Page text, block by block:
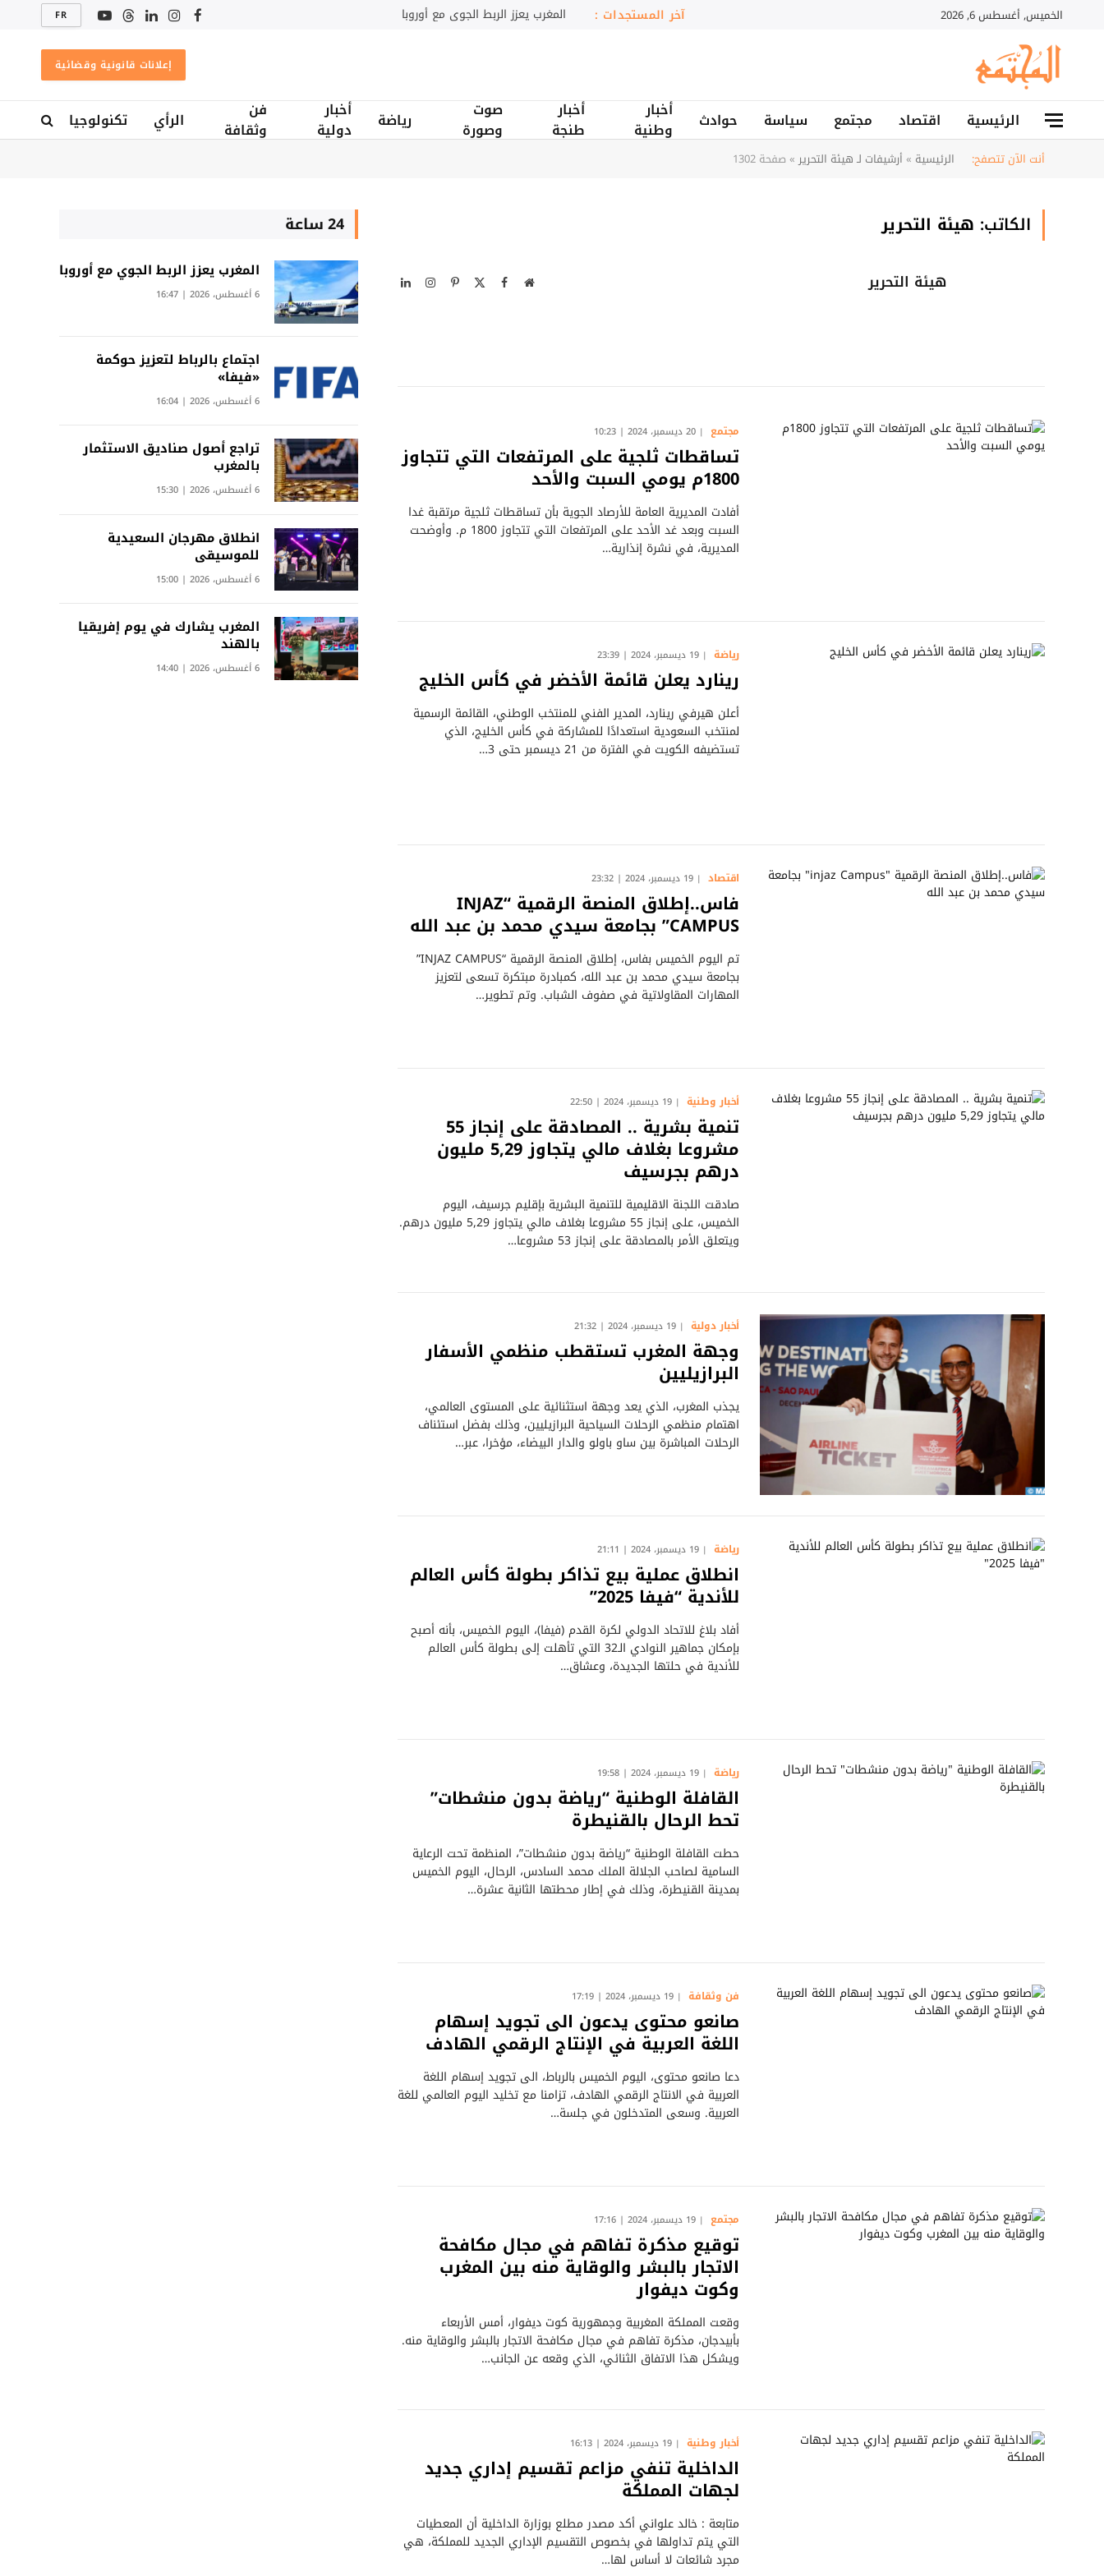
الخميس, أغسطس 6, 2026 آخر المستجدات : اجتماع بالرباط لتعزيز حوكمة «فيفا» فيسبوكالانستغرام
لينكدإنThreadsيوتيوب FR
إعلانات قانونية وقضائية
الرئيسية اقتصاد مجتمع سياسة حوادث
أخبار
وطنية
أخبار
طنجة
صوت
وصورة
رياضة
أخبار
دولية
فن
وثقافة
الرأي تكنولوجيا
أنت الآن تتصفح: الرئيسية » أرشيفات لـ هيئة التحرير» صفحة 1302
الكاتب: هيئة التحرير
هيئة التحرير
موقعفيسبوك بينتيريستالانستغرام
لينكدإن
مجتمع 20 ديسمبر، 2024 | 10:23
تساقطات ثلجية على المرتفعات التي تتجاوز
1800م يومي السبت والأحد
أفادت المديرية العامة للأرصاد الجوية بأن تساقطات ثلجية مرتقبة غدا
السبت وبعد غد الأحد على المرتفعات التي تتجاوز 1800 م. وأوضحت
المديرية، في نشرة إنذارية…
رياضة 19 ديسمبر، 2024 | 23:39
رينارد يعلن قائمة الأخضر في كأس الخليج
أعلن هيرفي رينارد، المدير الفني للمنتخب الوطني، القائمة الرسمية
لمنتخب السعودية استعدادًا للمشاركة في كأس الخليج، الذي
تستضيفه الكويت في الفترة من 21 ديسمبر حتى 3…
اقتصاد 19 ديسمبر، 2024 | 23:32
فاس..إطلاق المنصة الرقمية “INJAZ
CAMPUS” بجامعة سيدي محمد بن عبد الله
تم اليوم الخميس بفاس، إطلاق المنصة الرقمية “INJAZ CAMPUS”
بجامعة سيدي محمد بن عبد الله، كمبادرة مبتكرة تسعى لتعزيز
المهارات المقاولاتية في صفوف الشباب. وتم تطوير…
أخبار وطنية 19 ديسمبر، 2024 | 22:50
تنمية بشرية .. المصادقة على إنجاز 55
مشروعا بغلاف مالي يتجاوز 5,29 مليون
درهم بجرسيف
صادقت اللجنة الاقليمية للتنمية البشرية بإقليم جرسيف، اليوم
الخميس، على إنجاز 55 مشروعا بغلاف مالي يتجاوز 5,29 مليون درهم.
ويتعلق الأمر بالمصادقة على إنجاز 53 مشروعا…
أخبار دولية 19 ديسمبر، 2024 | 21:32
وجهة المغرب تستقطب منظمي الأسفار
البرازيليين
يجذب المغرب، الذي يعد وجهة استثنائية على المستوى العالمي،
اهتمام منظمي الرحلات السياحية البرازيليين، وذلك بفضل استئناف
الرحلات المباشرة بين ساو باولو والدار البيضاء، مؤخرا، عبر…
رياضة 19 ديسمبر، 2024 | 21:11
انطلاق عملية بيع تذاكر بطولة كأس العالم
للأندية “فيفا 2025”
أفاد بلاغ للاتحاد الدولي لكرة القدم (فيفا)، اليوم الخميس، بأنه أصبح
بإمكان جماهير النوادي الـ32 التي تأهلت إلى بطولة كأس العالم
للأندية في حلتها الجديدة، وعشاق…
رياضة 19 ديسمبر، 2024 | 19:58
القافلة الوطنية “رياضة بدون منشطات”
تحط الرحال بالقنيطرة
حطت القافلة الوطنية “رياضة بدون منشطات”، المنظمة تحت الرعاية
السامية لصاحب الجلالة الملك محمد السادس، الرحال، اليوم الخميس
بمدينة القنيطرة، وذلك في إطار محطتها الثانية عشرة…
فن وثقافة 19 ديسمبر، 2024 | 17:19
صانعو محتوى يدعون الى تجويد إسهام
اللغة العربية في الإنتاج الرقمي الهادف
دعا صانعو محتوى، اليوم الخميس بالرباط، الى تجويد إسهام اللغة
العربية في الانتاج الرقمي الهادف، تزامنا مع تخليد اليوم العالمي للغة
العربية. وسعى المتدخلون في جلسة…
مجتمع 19 ديسمبر، 2024 | 17:16
توقيع مذكرة تفاهم في مجال مكافحة
الاتجار بالبشر والوقاية منه بين المغرب
وكوت ديفوار
وقعت المملكة المغربية وجمهورية كوت ديفوار، أمس الأربعاء
بأبيدجان، مذكرة تفاهم في مجال مكافحة الاتجار بالبشر والوقاية منه.
ويشكل هذا الاتفاق الثنائي، الذي وقعه عن الجانب…
أخبار وطنية 19 ديسمبر، 2024 | 16:13
الداخلية تنفي مزاعم تقسيم إداري جديد
لجهات المملكة
متابعة : خالد علواني أكد مصدر مطلع بوزارة الداخلية أن المعطيات
التي يتم تداولها في بخصوص التقسيم الإداري الجديد للمملكة، هي
مجرد شائعات لا أساس لها…
24 ساعة
المغرب يعزز الربط الجوي مع أوروبا
6 أغسطس، 2026 | 16:47
اجتماع بالرباط لتعزيز حوكمة
«فيفا»
6 أغسطس، 2026 | 16:04
تراجع أصول صناديق الاستثمار
بالمغرب
6 أغسطس، 2026 | 15:30
انطلاق مهرجان السعيدية
للموسيقى
6 أغسطس، 2026 | 15:00
المغرب يشارك في يوم إفريقيا
بالهند
6 أغسطس، 2026 | 14:40